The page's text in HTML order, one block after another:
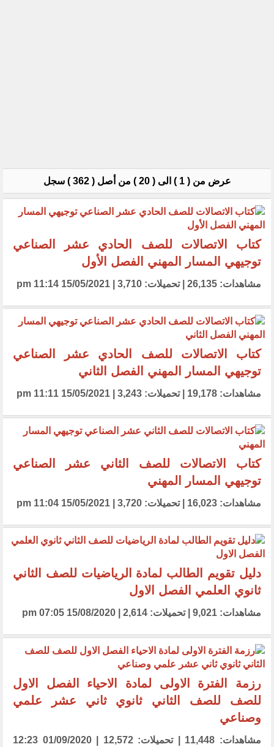
عرض من ( 1 ) الى ( 20 ) من أصل ( 362 ) سجل
كتاب الاتصالات للصف الحادي عشر الصناعي
توجيهي المسار المهني الفصل الأول
مشاهدات: 26,135 | تحميلات: 3,710 | 15/05/2021 11:14 pm
كتاب الاتصالات للصف الحادي عشر الصناعي
توجيهي المسار المهني الفصل الثاني
مشاهدات: 19,178 | تحميلات: 3,243 | 15/05/2021 11:11 pm
كتاب الاتصالات للصف الثاني عشر الصناعي
توجيهي المسار المهني
مشاهدات: 16,023 | تحميلات: 3,720 | 15/05/2021 11:04 pm
دليل تقويم الطالب لمادة الرياضيات للصف الثاني
ثانوي العلمي الفصل الاول
مشاهدات: 9,021 | تحميلات: 2,614 | 15/08/2020 07:05 pm
رزمة الفترة الاولى لمادة الاحياء الفصل الاول
للصف للصف الثاني ثانوي ثاني عشر علمي
وصناعي
مشاهدات: 11,448 | تحميلات: 12,572 | 01/09/2020 12:23